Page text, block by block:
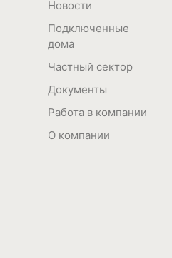
Новости
Подключенные
дома
Частный сектор
Документы
Работа в компании
О компании